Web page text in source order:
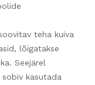
teha kuiva
lõigatakse
Seejärel
kasutada